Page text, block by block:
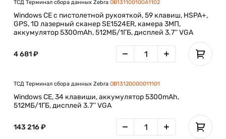
арктических условиях.
Технология для надежных решений
Omnii XT15 поставляется с операционными системами
Windows® CE 6.0 или Windows® Embedded Handheld 6.5,
обеспечивающими плавную интеграцию для
повышения производительности в реальном времени.
Прочная конструкция для исключительной надежности и
низкой стоимости владения
Благодаря классу герметичности IP65 и IP67 устройства
защищены от воздействия воды. Их можно использовать во
ТСД Терминал сбора данных Zebra OB131100100A1102
Windows CE с пистолетной рукояткой, 59 клавиш, HSPA+,
GPS, 1D лазерный сканер SE1524ER, камера 3МП,
аккумулятор 5300mAh, 512МБ/1ГБ, дисплей 3.7’’ VGA
4 681 ₽
ТСД Терминал сбора данных Zebra OB13120000011101
Windows CE, 34 клавиши, аккумулятор 5300mAh,
512МБ/1ГБ, дисплей 3.7’’ VGA
143 216 ₽